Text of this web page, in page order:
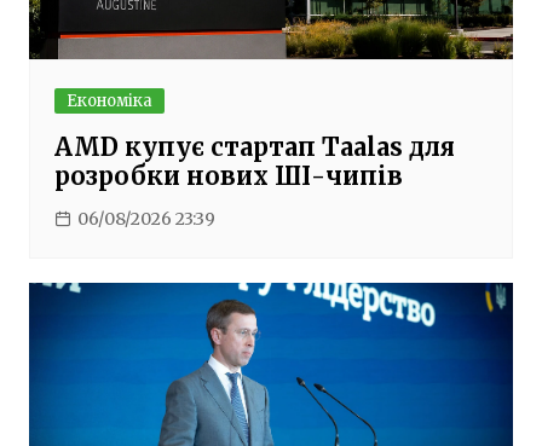
Економіка
AMD купує стартап Taalas для
розробки нових ШІ-чипів
06/08/2026 23:39